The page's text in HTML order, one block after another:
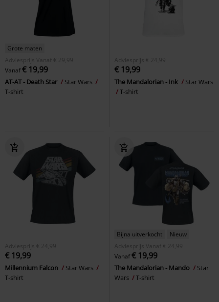
Grote maten
Adviesprijs
Vanaf € 29,99
Vanaf€ 19,99
AT-AT - Death Star
Star Wars
T-shirt
Adviesprijs € 24,99
€ 19,99
The Mandalorian - Ink
Star Wars
T-shirt
Adviesprijs € 24,99
€ 19,99
Millennium Falcon
Star Wars
T-shirt
Bijna uitverkocht
Nieuw
Adviesprijs
Vanaf € 24,99
Vanaf€ 19,99
The Mandalorian - Mando
Star
Wars
T-shirt